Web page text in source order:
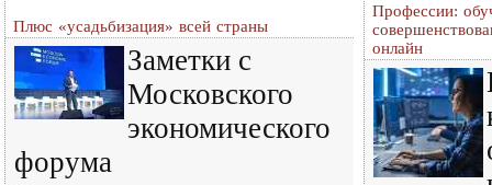
Плюс «усадьбизация» всей страны
Заметки с
Московского
экономического
форума
Профессии:
онлайн